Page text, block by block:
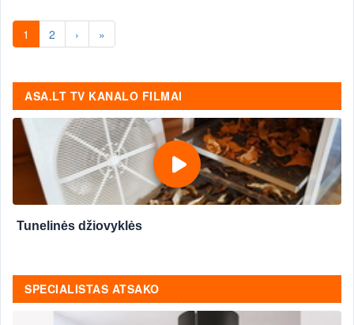
1 2 › »
ASA.LT TV KANALO FILMAI
Tunelinės džiovyklės
SPECIALISTAS ATSAKO